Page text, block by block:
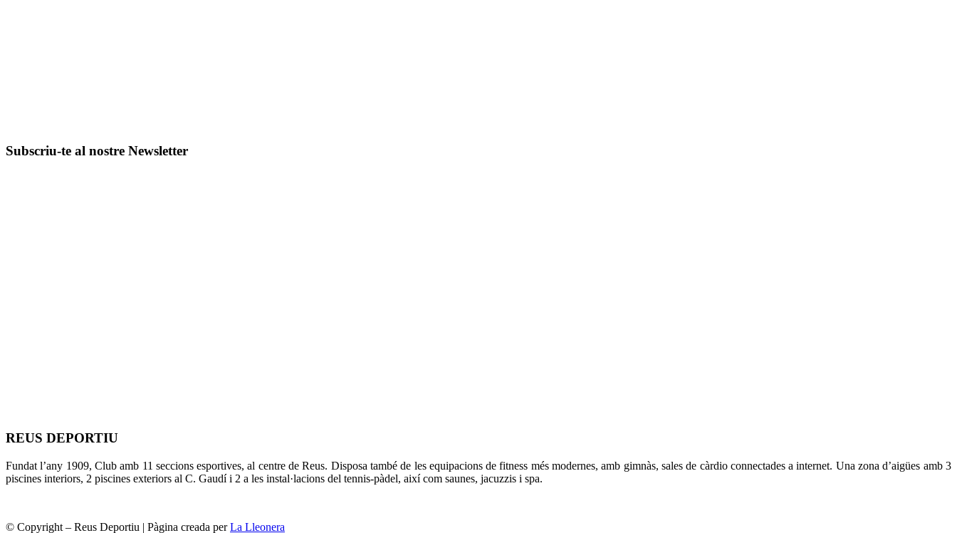
Subscriu-te al nostre Newsletter
REUS DEPORTIU
Fundat l’any 1909, Club amb 11 seccions esportives, al centre de Reus. Disposa també de les equipacions de fitness més modernes, amb gimnàs, sales de càrdio connectades a internet. Una zona d’aigües amb 3
piscines interiors, 2 piscines exteriors al C. Gaudí i 2 a les instal·lacions del tennis-pàdel, així com saunes, jacuzzis i spa.
© Copyright – Reus Deportiu | Pàgina creada perLa Lleonera